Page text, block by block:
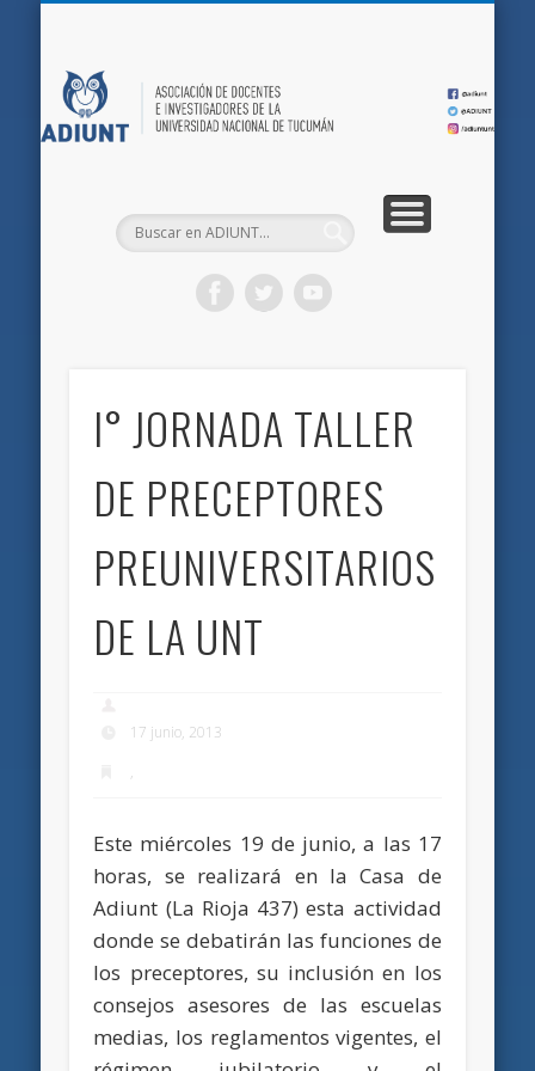
I° JORNADA TALLER
DE PRECEPTORES
PREUNIVERSITARIOS
DE LA UNT
17 junio, 2013
,
Este miércoles 19 de junio, a las 17
horas, se realizará en la Casa de
Adiunt (La Rioja 437) esta actividad
donde se debatirán las funciones de
los preceptores, su inclusión en los
consejos asesores de las escuelas
medias, los reglamentos vigentes, el